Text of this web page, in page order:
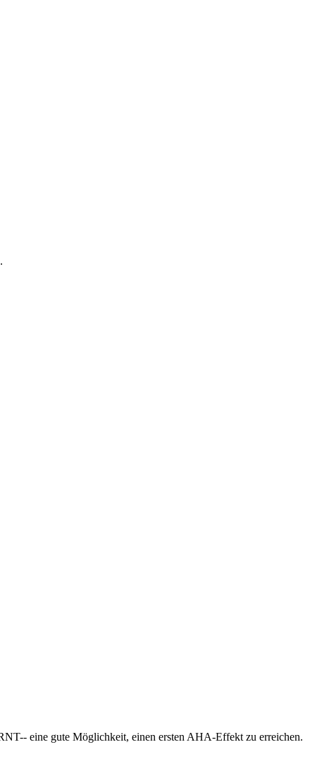
eine gute Möglichkeit, einen ersten AHA-Effekt zu erreichen.